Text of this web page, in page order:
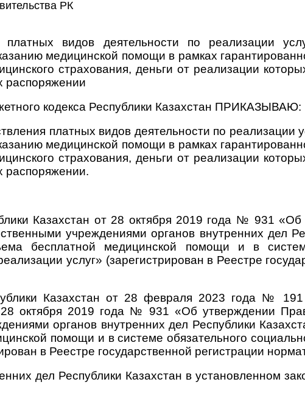
РК
видов деятельности по реализации
медицинской помощи в рамках
страхования, деньги от реализации
распоряжении
кодекса Республики Казахстан ПРИКАЗЫВАЮ:
платных видов деятельности по реализации
медицинской помощи в рамках
страхования, деньги от реализации
распоряжении.
Казахстан от 28 октября 2019 года № 931
учреждениями органов внутренних дел
бесплатной медицинской помощи и в
услуг» (зарегистрирован в Реестре
Казахстан от 28 февраля 2023 года №
октября 2019 года № 931 «Об утверждении
органов внутренних дел Республики
помощи и в системе обязательного
в Реестре государственной регистрации
дел Республики Казахстан в установленном